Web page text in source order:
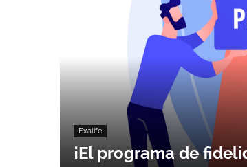
Exalife
¡El programa de